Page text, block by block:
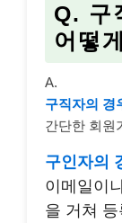
Q. 구
어떻
A.
구직자의 경
간단한 회원
구인자의
이메일이
을 거쳐